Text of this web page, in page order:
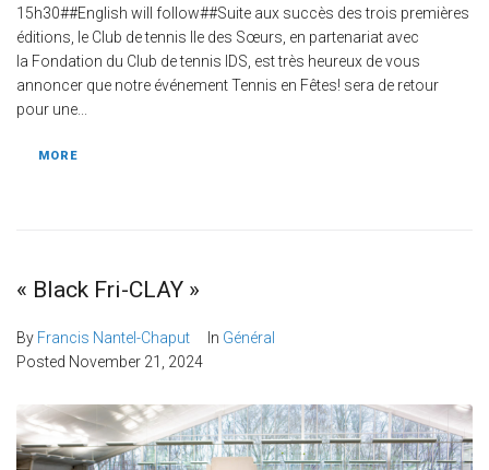
15h30##English will follow##Suite aux succès des trois premières
éditions, le Club de tennis Ile des Sœurs, en partenariat avec
la Fondation du Club de tennis IDS, est très heureux de vous
annoncer que notre événement Tennis en Fêtes! sera de retour
pour une...
MORE
« Black Fri-CLAY »
By Francis Nantel-Chaput In Général
Posted November 21, 2024